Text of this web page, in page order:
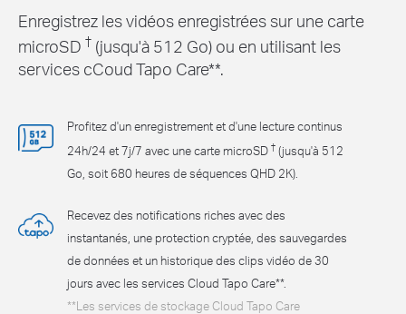
Enregistrez les vidéos enregistrées sur une carte
microSD † (jusqu'à 512 Go) ou en utilisant les
services cCoud Tapo Care**.
Profitez d'un enregistrement et d'une lecture continus
24h/24 et 7j/7 avec une carte microSD† (jusqu'à 512
Go, soit 680 heures de séquences QHD 2K).
Recevez des notifications riches avec des
instantanés, une protection cryptée, des sauvegardes
de données et un historique des clips vidéo de 30
jours avec les services Cloud Tapo Care**.
**Les services de stockage Cloud Tapo Care